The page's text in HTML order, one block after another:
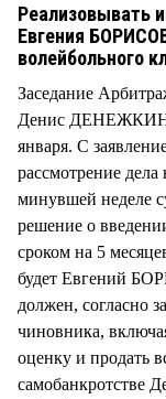
Реализовывать
Евгения
волейбольного
Заседание
Денис ДЕНЕЖКИН
января. С
рассмотрение дела
минувшей неделе
решение о
сроком на 5
будет Евгений
должен, согласно
чиновника,
оценку и продать
самобанкротстве